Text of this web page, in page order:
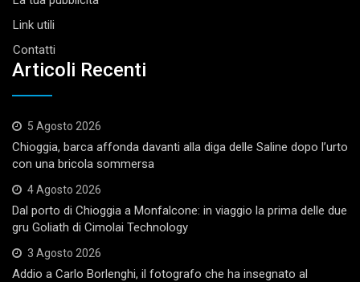
Link utili
Contatti
Articoli Recenti
5 Agosto 2026
Chioggia, barca affonda davanti alla diga delle Saline dopo l’urto
con una bricola sommersa
4 Agosto 2026
Dal porto di Chioggia a Monfalcone: in viaggio la prima delle due
gru Goliath di Cimolai Technology
3 Agosto 2026
Addio a Carlo Borlenghi, il fotografo che ha insegnato al